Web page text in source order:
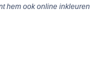
hem ook online inkleuren